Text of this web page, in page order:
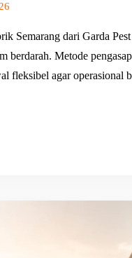
Semarang dari Garda
berdarah. Metode
fleksibel agar operasional